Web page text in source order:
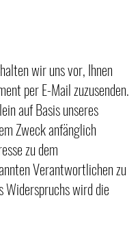
wir uns vor, Ihnen
per E-Mail zuzusenden.
auf Basis unseres
Zweck anfänglich
zu dem
Verantwortlichen zu
Widerspruchs wird die